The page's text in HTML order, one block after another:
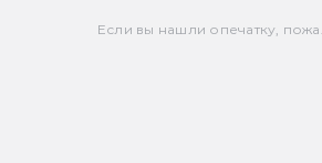
Если вы нашли опечатку,